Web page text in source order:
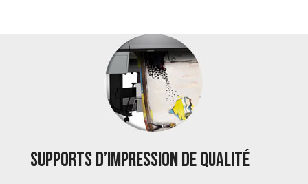
Supports d’impression de qualité